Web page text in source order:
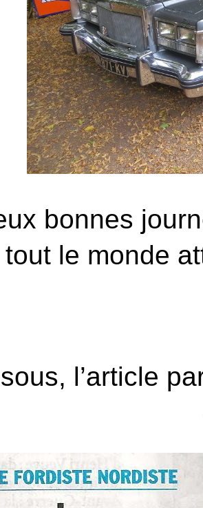
bonnes
tout le monde
l’article